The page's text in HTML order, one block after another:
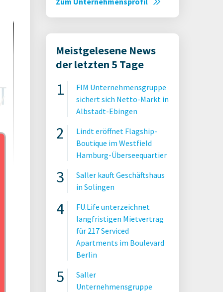
Meistgelesene News
der letzten 5 Tage
FIM Unternehmensgruppe
sichert sich Netto-Markt in
Albstadt-Ebingen
Lindt eröffnet Flagship-
Boutique im Westfield
Hamburg-Überseequartier
Saller kauft Geschäftshaus
in Solingen
FU.Life unterzeichnet
langfristigen Mietvertrag
für 217 Serviced
Apartments im Boulevard
Berlin
Saller
Unternehmensgruppe